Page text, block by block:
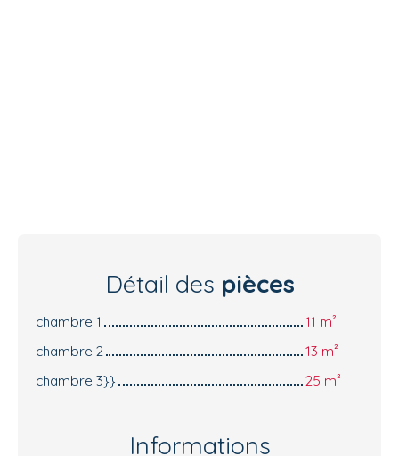
Détail des pièces
chambre 1
11 m²
chambre 2
13 m²
chambre 3}}
25 m²
Informations